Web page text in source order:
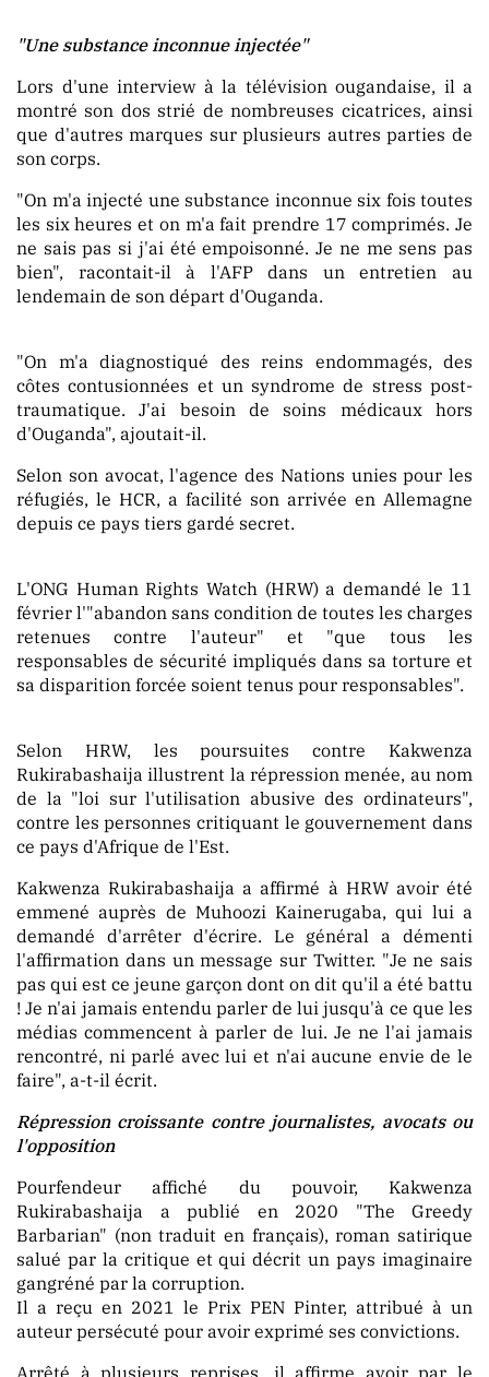
"Une substance inconnue injectée"
Lors d'une interview à la télévision ougandaise, il a
montré son dos strié de nombreuses cicatrices, ainsi
que d'autres marques sur plusieurs autres parties de
son corps.
"On m'a injecté une substance inconnue six fois toutes
les six heures et on m'a fait prendre 17 comprimés. Je
ne sais pas si j'ai été empoisonné. Je ne me sens pas
bien", racontait-il à l'AFP dans un entretien au
lendemain de son départ d'Ouganda.
"On m'a diagnostiqué des reins endommagés, des
côtes contusionnées et un syndrome de stress post-
traumatique. J'ai besoin de soins médicaux hors
d'Ouganda", ajoutait-il.
Selon son avocat, l'agence des Nations unies pour les
réfugiés, le HCR, a facilité son arrivée en Allemagne
depuis ce pays tiers gardé secret.
L'ONG Human Rights Watch (HRW) a demandé le 11
février l'"abandon sans condition de toutes les charges
retenues contre l'auteur" et "que tous les
responsables de sécurité impliqués dans sa torture et
sa disparition forcée soient tenus pour responsables".
Selon HRW, les poursuites contre Kakwenza
Rukirabashaija illustrent la répression menée, au nom
de la "loi sur l'utilisation abusive des ordinateurs",
contre les personnes critiquant le gouvernement dans
ce pays d'Afrique de l'Est.
Kakwenza Rukirabashaija a affirmé à HRW avoir été
emmené auprès de Muhoozi Kainerugaba, qui lui a
demandé d'arrêter d'écrire. Le général a démenti
l'affirmation dans un message sur Twitter. "Je ne sais
pas qui est ce jeune garçon dont on dit qu'il a été battu
! Je n'ai jamais entendu parler de lui jusqu'à ce que les
médias commencent à parler de lui. Je ne l'ai jamais
rencontré, ni parlé avec lui et n'ai aucune envie de le
faire", a-t-il écrit.
Répression croissante contre journalistes, avocats ou
l'opposition
Pourfendeur affiché du pouvoir, Kakwenza
Rukirabashaija a publié en 2020 "The Greedy
Barbarian" (non traduit en français), roman satirique
salué par la critique et qui décrit un pays imaginaire
gangréné par la corruption.
Il a reçu en 2021 le Prix PEN Pinter, attribué à un
auteur persécuté pour avoir exprimé ses convictions.
Arrêté à plusieurs reprises, il affirme avoir par le